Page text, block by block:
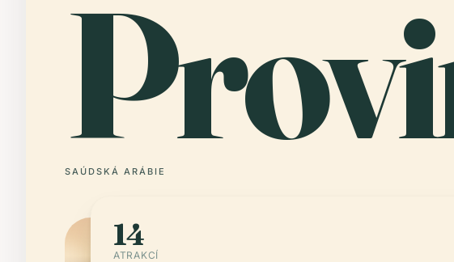
SAÚDSKÁ ARÁBIE
14
ATRAKCÍ